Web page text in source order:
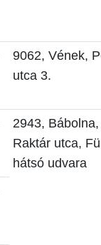
9062, Vének,
utca 3.
2943, Bábolna,
Raktár utca,
hátsó udvara